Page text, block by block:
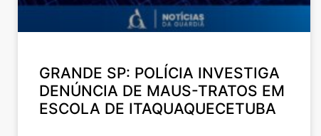
GRANDE SP: POLÍCIA INVESTIGA
DENÚNCIA DE MAUS-TRATOS EM
ESCOLA DE ITAQUAQUECETUBA